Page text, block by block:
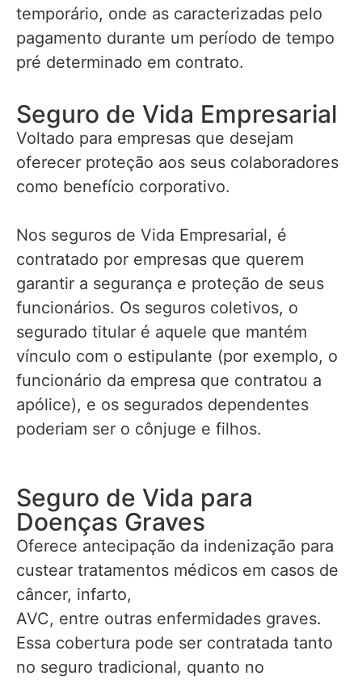
temporário, onde as caracterizadas pelo
pagamento durante um período de tempo
pré determinado em contrato.
Seguro de Vida Empresarial
Voltado para empresas que desejam
oferecer proteção aos seus colaboradores
como benefício corporativo.
Nos seguros de Vida Empresarial, é
contratado por empresas que querem
garantir a segurança e proteção de seus
funcionários. Os seguros coletivos, o
segurado titular é aquele que mantém
vínculo com o estipulante (por exemplo, o
funcionário da empresa que contratou a
apólice), e os segurados dependentes
poderiam ser o cônjuge e filhos.
Seguro de Vida para
Doenças Graves
Oferece antecipação da indenização para
custear tratamentos médicos em casos de
câncer, infarto,
AVC, entre outras enfermidades graves.
Essa cobertura pode ser contratada tanto
no seguro tradicional, quanto no